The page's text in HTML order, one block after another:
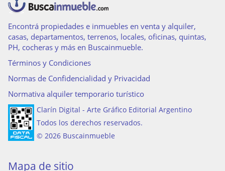
Encontrá propiedades e inmuebles en venta y alquiler,
casas, departamentos, terrenos, locales, oficinas, quintas,
PH, cocheras y más en Buscainmueble.
Términos y Condiciones
Normas de Confidencialidad y Privacidad
Normativa alquiler temporario turístico
Clarín Digital - Arte Gráfico Editorial Argentino
Todos los derechos reservados.
© 2026 Buscainmueble
Mapa de sitio